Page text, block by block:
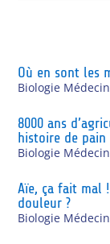
Où en sont les
Biologie
8000 ans
histoire de
Biologie
Aïe, ça fait mal
douleur ?
Biologie